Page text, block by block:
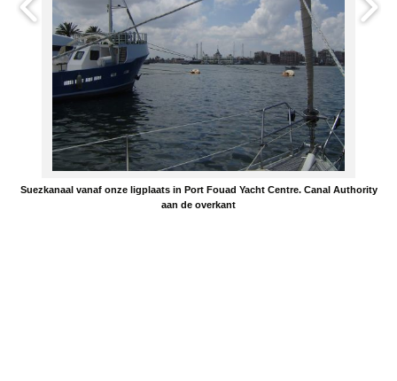
Suezkanaal vanaf onze ligplaats in Port Fouad Yacht Centre. Canal Authority
aan de overkant